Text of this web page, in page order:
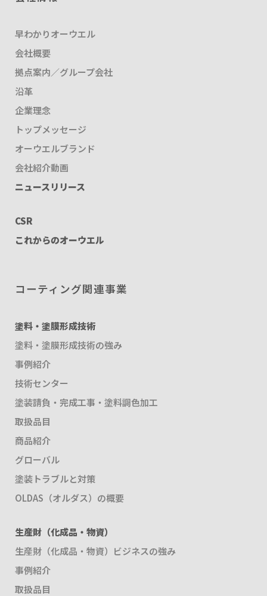
早わかりオーウエル
会社概要
拠点案内／グループ会社
沿革
企業理念
トップメッセージ
オーウエルブランド
会社紹介動画
ニュースリリース
CSR
これからのオーウエル
コーティング関連事業
塗料・塗膜形成技術
塗料・塗膜形成技術の強み
事例紹介
技術センター
塗装請負・完成工事・塗料調色加工
取扱品目
商品紹介
グローバル
塗装トラブルと対策
OLDAS（オルダス）の概要
生産財（化成品・物資）
生産財（化成品・物資）ビジネスの強み
事例紹介
取扱品目